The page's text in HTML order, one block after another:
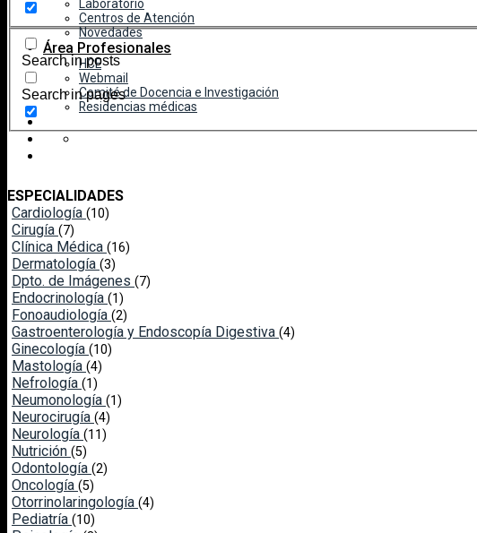
Laboratorio
Centros de Atención
Novedades
Área Profesionales
HCE
Webmail
Comité de Docencia e Investigación
Residencias médicas
Search in posts
Search in pages
ESPECIALIDADES
Cardiología (10)
Cirugía (7)
Clínica Médica (16)
Dermatología (3)
Dpto. de Imágenes (7)
Endocrinología (1)
Fonoaudiología (2)
Gastroenterología y Endoscopía Digestiva (4)
Ginecología (10)
Mastología (4)
Nefrología (1)
Neumonología (1)
Neurocirugía (4)
Neurología (11)
Nutrición (5)
Odontología (2)
Oncología (5)
Otorrinolaringología (4)
Pediatría (10)